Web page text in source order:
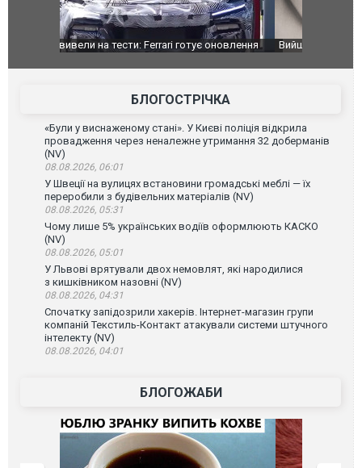
Вийшов трейлер нової екранізації легендарного
БЛОГОСТРІЧКА
«Були у виснаженому стані». У Києві поліція відкрила
провадження через неналежне утримання 32 доберманів
(NV)
08.08.2026, 06:01
У Швеції на вулицях встановини громадські меблі — їх
переробили з будівельних матеріалів (NV)
08.08.2026, 05:31
Чому лише 5% українських водіїв оформлюють КАСКО
(NV)
08.08.2026, 05:01
У Львові врятували двох немовлят, які народилися
з кишківником назовні (NV)
08.08.2026, 04:31
Спочатку запідозрили хакерів. Інтернет-магазин групи
компаній Текстиль-Контакт атакували системи штучного
інтелекту (NV)
08.08.2026, 04:01
БЛОГОЖАБИ